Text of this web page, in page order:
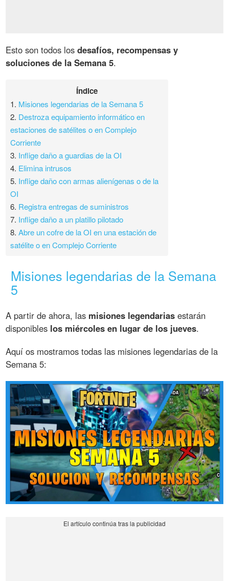
Esto son todos losdesafíos, recompensas y
soluciones de la Semana 5.
Índice
1. Misiones legendarias de la Semana 5
2. Destroza equipamiento informático en
estaciones de satélites o en Complejo
Corriente
3. Inflige daño a guardias de la OI
4. Elimina intrusos
5. Inflige daño con armas alienígenas o de la
OI
6. Registra entregas de suministros
7. Inflige daño a un platillo pilotado
8.Abre un cofre de la OI en una estación de
satélite o en Complejo Corriente
Misiones legendarias de la Semana
5
A partir de ahora, las misiones legendarias estarán
disponibles los miércoles en lugar de los jueves.
Aquí os mostramos todas las misiones legendarias de la
Semana 5: